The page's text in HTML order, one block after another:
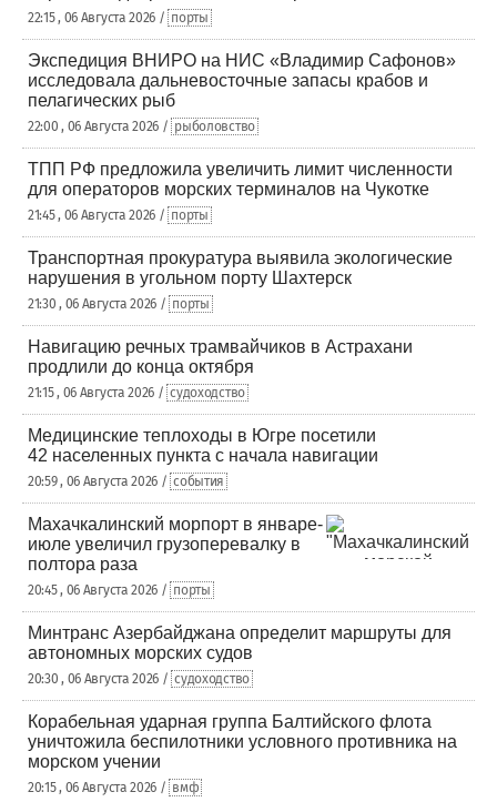
22:15 , 06 Августа 2026 / порты
Экспедиция ВНИРО на НИС «Владимир Сафонов»
исследовала дальневосточные запасы крабов и
пелагических рыб
22:00 , 06 Августа 2026 / рыболовство
ТПП РФ предложила увеличить лимит численности
для операторов морских терминалов на Чукотке
21:45 , 06 Августа 2026 / порты
Транспортная прокуратура выявила экологические
нарушения в угольном порту Шахтерск
21:30 , 06 Августа 2026 / порты
Навигацию речных трамвайчиков в Астрахани
продлили до конца октября
21:15 , 06 Августа 2026 / судоходство
Медицинские теплоходы в Югре посетили
42 населенных пункта с начала навигации
20:59 , 06 Августа 2026 / события
Махачкалинский морпорт в январе-
июле увеличил грузоперевалку в
полтора раза
20:45 , 06 Августа 2026 / порты
Минтранс Азербайджана определит маршруты для
автономных морских судов
20:30 , 06 Августа 2026 / судоходство
Корабельная ударная группа Балтийского флота
уничтожила беспилотники условного противника на
морском учении
20:15 , 06 Августа 2026 / вмф